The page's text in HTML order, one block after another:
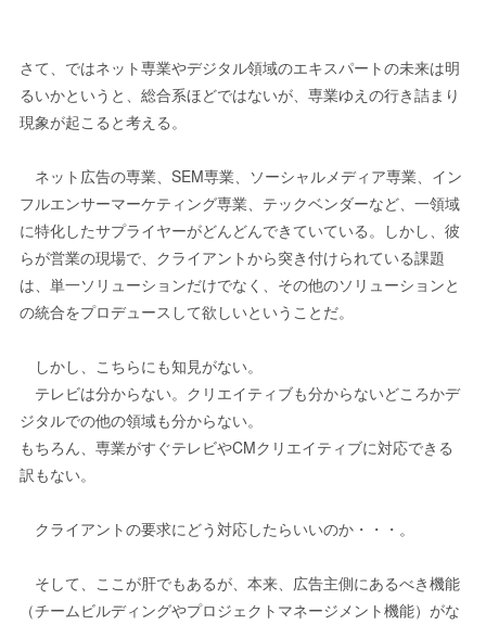
さて、ではネット専業やデジタル領域のエキスパートの未来は明
るいかというと、総合系ほどではないが、専業ゆえの行き詰まり
現象が起こると考える。
ネット広告の専業、SEM専業、ソーシャルメディア専業、イン
フルエンサーマーケティング専業、テックベンダーなど、一領域
に特化したサプライヤーがどんどんできていている。しかし、彼
らが営業の現場で、クライアントから突き付けられている課題
は、単一ソリューションだけでなく、その他のソリューションと
の統合をプロデュースして欲しいということだ。
しかし、こちらにも知見がない。
テレビは分からない。クリエイティブも分からないどころかデ
ジタルでの他の領域も分からない。
もちろん、専業がすぐテレビやCMクリエイティブに対応できる
訳もない。
クライアントの要求にどう対応したらいいのか・・・。
そして、ここが肝でもあるが、本来、広告主側にあるべき機能
（チームビルディングやプロジェクトマネージメント機能）がな